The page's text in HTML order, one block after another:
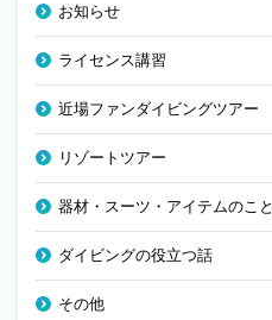
お知らせ
ライセンス講習
近場ファンダイビングツアー
リゾートツアー
器材・スーツ・アイテムのこと
ダイビングの役立つ話
その他